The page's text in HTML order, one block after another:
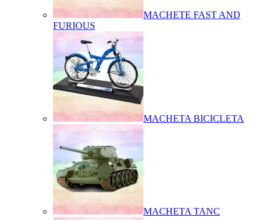
MACHETE FAST AND
FURIOUS
MACHETA BICICLETA
MACHETA TANC